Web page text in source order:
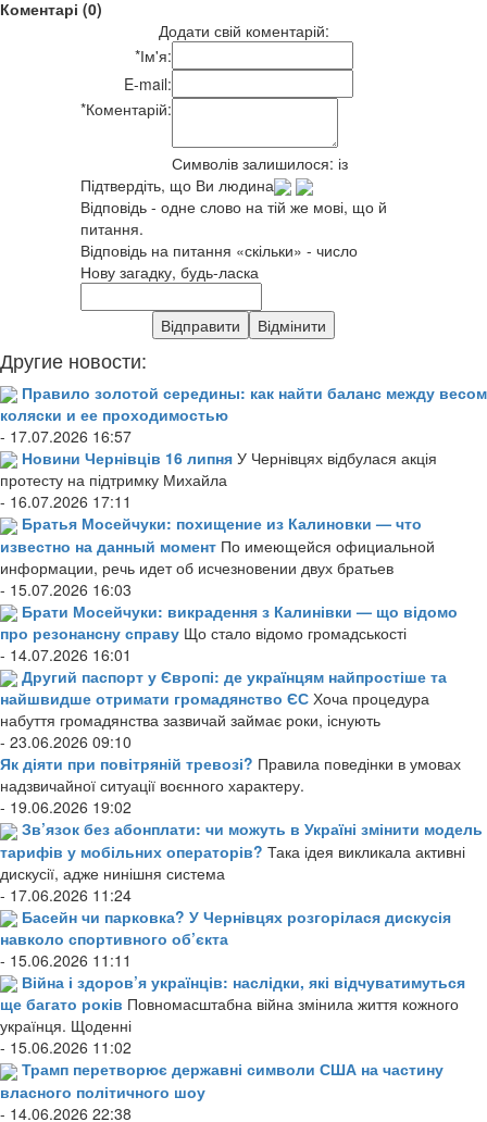
Коментарі (0)
Додати свій коментарій:
*Ім'я:
E-mail:
*Коментарій:
Символів залишилося: із
Підтвердіть, що Ви людина
Відповідь - одне слово на тій же мові, що й
питання.
Відповідь на питання «скільки» - число
Нову загадку, будь-ласка
Другие новости:
Правило золотой середины: как найти баланс между весом
коляски и ее проходимостью
- 17.07.2026 16:57
Новини Чернівців 16 липня У Чернівцях відбулася акція
протесту на підтримку Михайла
- 16.07.2026 17:11
Братья Мосейчуки: похищение из Калиновки — что
известно на данный момент По имеющейся официальной
информации, речь идет об исчезновении двух братьев
- 15.07.2026 16:03
Брати Мосейчуки: викрадення з Калинівки — що відомо
про резонансну справу Що стало відомо громадськості
- 14.07.2026 16:01
Другий паспорт у Європі: де українцям найпростіше та
найшвидше отримати громадянство ЄС Хоча процедура
набуття громадянства зазвичай займає роки, існують
- 23.06.2026 09:10
Як діяти при повітряній тревозі? Правила поведінки в умовах
надзвичайної ситуації воєнного характеру.
- 19.06.2026 19:02
Зв’язок без абонплати: чи можуть в Україні змінити модель
тарифів у мобільних операторів? Така ідея викликала активні
дискусії, адже нинішня система
- 17.06.2026 11:24
Басейн чи парковка? У Чернівцях розгорілася дискусія
навколо спортивного об’єкта
- 15.06.2026 11:11
Війна і здоров’я українців: наслідки, які відчуватимуться
ще багато років Повномасштабна війна змінила життя кожного
українця. Щоденні
- 15.06.2026 11:02
Трамп перетворює державні символи США на частину
власного політичного шоу
- 14.06.2026 22:38